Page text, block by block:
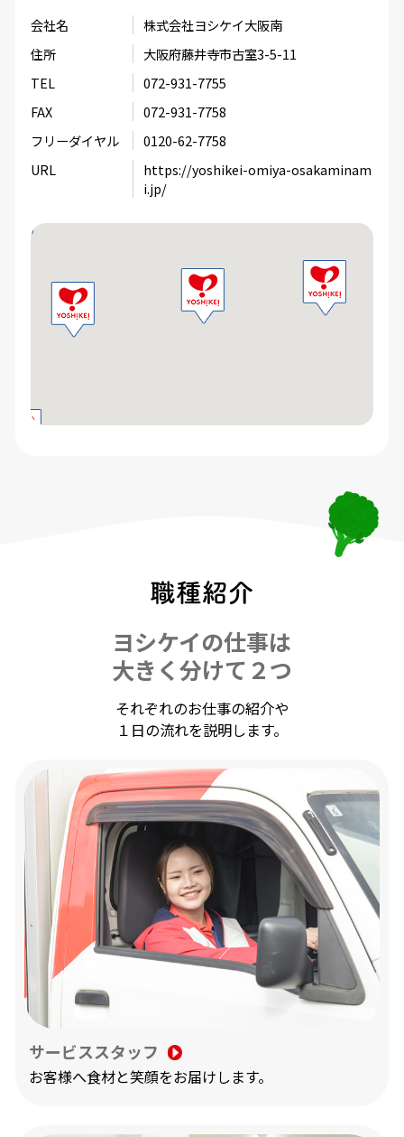
いうところですね。でもそういう大変な時ほど、お
客様が「暑いからこれ飲んでいきな」と麦茶を出し
てくれたり、「雨の中大変ね、ありがとう」とねぎ
らいのお言葉をかけて下さるので、「よし！頑張ろ
う！」とスイッチが入るのを感じています。
具合が悪い日なども「無理せず帰りなさい」と言っ
てくれる上司も、「私も昔いろいろと助けられたか
ら…」と同じ女性の立場で心配してくれますし、時
す。女性が長く安心して働くことができる条件が詰
まっている会社なので、長く働き続ようと思ってい
ます。
資格も特になく、正社員の経験も少ないので、でき
ームページ等で詳しく調べいくと、「しっかり研修
期間もあって」「きちんと指導する方に乗ってもら
えて」「指導後は、一人で働く仕事だから気楽さも
た。私みたいな未経験でも正社員で働くのもなんだ
会いした時は緊張しましたが、今では同世代のお客
様と子供の話で盛り上がったり、年配のお客様には
した。正直仕事は大変です、月曜日～金曜日の5日
間は、本当に時間が経つのがあっという間です。そ
ういう時の「土日2日間きちんとお休み」はありが
たいです。リフレッシュできるし、平日含め子供の
学校行事にもきちんと行けますし、子育てしている
スタッフのことを長年考えて環境づくりをしてきた
会社だなって感じています。
会社名
株式会社ヨシケイ大阪南
住所
大阪府藤井寺市古室3-5-11
TEL
072-931-7755
FAX
072-931-7758
フリーダイヤル
0120-62-7758
URL
https://yoshikei-omiya-osakaminam
i.jp/
職種紹介
ヨシケイの仕事は
大きく分けて２つ
それぞれのお仕事の紹介や
１日の流れを説明します。
サービススタッフ
お客様へ食材と笑顔をお届けします。